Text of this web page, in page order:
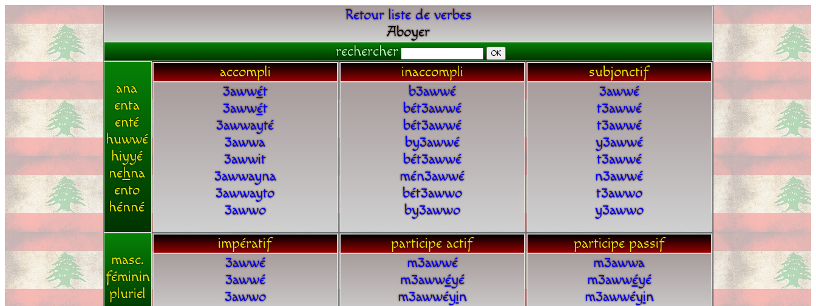
Retour liste de verbes
Aboyer
rechercher
ana
enta
enté
huwwé
hiyyé
nehna
ento
hénné
accompli
3awwét
3awwét
3awwayté
3awwa
3awwit
3awwayna
3awwayto
3awwo
inaccompli
b3awwé
bét3awwé
bét3awwé
by3awwé
bét3awwé
mén3awwé
bét3awwo
by3awwo
subjonctif
3awwé
t3awwé
t3awwé
y3awwé
t3awwé
n3awwé
t3awwo
y3awwo
masc.
féminin
pluriel
impératif
3awwé
3awwé
3awwo
participe actif
m3awwé
m3awwéyé
m3awwéyin
participe passif
m3awwa
m3awwéyé
m3awwéyin